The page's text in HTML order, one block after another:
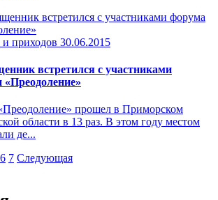
приходов 30.06.2015
встретился с участниками
прошел в Приморском
области в 13 раз. В этом году местом
де...
6 7 Следующая